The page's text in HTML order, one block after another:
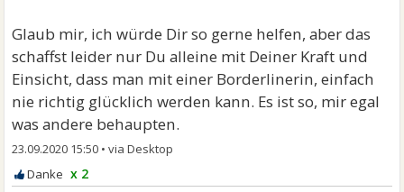
Glaub mir, ich würde Dir so gerne helfen, aber das
schaffst leider nur Du alleine mit Deiner Kraft und
Einsicht, dass man mit einer Borderlinerin, einfach
nie richtig glücklich werden kann. Es ist so, mir egal
was andere behaupten.
23.09.2020 15:50 •
x 2